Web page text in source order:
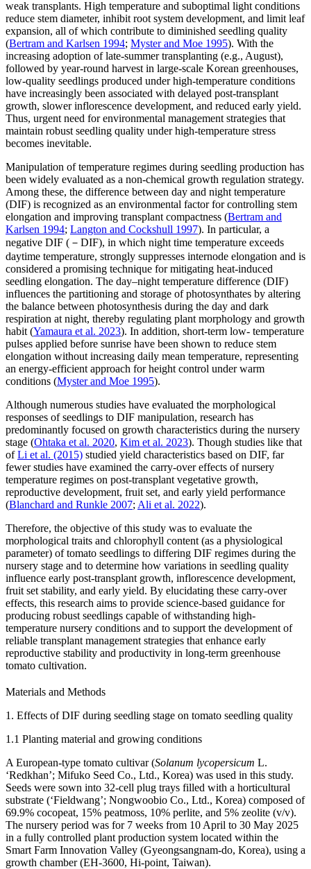
weak transplants. High temperature and suboptimal light conditions
reduce stem diameter, inhibit root system development, and limit leaf
expansion, all of which contribute to diminished seedling quality
(Bertram and Karlsen 1994; Myster and Moe 1995). With the
increasing adoption of late-summer transplanting (e.g., August),
followed by year-round harvest in large-scale Korean greenhouses,
low-quality seedlings produced under high-temperature conditions
have increasingly been associated with delayed post-transplant
growth, slower inflorescence development, and reduced early yield.
Thus, urgent need for environmental management strategies that
maintain robust seedling quality under high-temperature stress
becomes inevitable.
Manipulation of temperature regimes during seedling production has
been widely evaluated as a non-chemical growth regulation strategy.
Among these, the difference between day and night temperature
(DIF) is recognized as an environmental factor for controlling stem
elongation and improving transplant compactness (Bertram and
Karlsen 1994; Langton and Cockshull 1997). In particular, a
negative DIF (－DIF), in which night time temperature exceeds
daytime temperature, strongly suppresses internode elongation and is
considered a promising technique for mitigating heat-induced
seedling elongation. The day–night temperature difference (DIF)
influences the partitioning and storage of photosynthates by altering
the balance between photosynthesis during the day and dark
respiration at night, thereby regulating plant morphology and growth
habit (Yamaura et al. 2023). In addition, short-term low- temperature
pulses applied before sunrise have been shown to reduce stem
elongation without increasing daily mean temperature, representing
an energy-efficient approach for height control under warm
conditions (Myster and Moe 1995).
Although numerous studies have evaluated the morphological
responses of seedlings to DIF manipulation, research has
predominantly focused on growth characteristics during the nursery
stage (Ohtaka et al. 2020, Kim et al. 2023). Though studies like that
ofLi et al. (2015) studied yield characteristics based on DIF, far
fewer studies have examined the carry-over effects of nursery
temperature regimes on post-transplant vegetative growth,
reproductive development, fruit set, and early yield performance
(Blanchard and Runkle 2007; Ali et al. 2022).
Therefore, the objective of this study was to evaluate the
morphological traits and chlorophyll content (as a physiological
parameter) of tomato seedlings to differing DIF regimes during the
nursery stage and to determine how variations in seedling quality
influence early post-transplant growth, inflorescence development,
fruit set stability, and early yield. By elucidating these carry-over
effects, this research aims to provide science-based guidance for
producing robust seedlings capable of withstanding high-
temperature nursery conditions and to support the development of
reliable transplant management strategies that enhance early
reproductive stability and productivity in long-term greenhouse
tomato cultivation.
Materials and Methods
1. Effects of DIF during seedling stage on tomato seedling quality
1.1 Planting material and growing conditions
A European-type tomato cultivar (Solanum lycopersicum L.
‘Redkhan’; Mifuko Seed Co., Ltd., Korea) was used in this study.
Seeds were sown into 32-cell plug trays filled with a horticultural
substrate (‘Fieldwang’; Nongwoobio Co., Ltd., Korea) composed of
69.9% cocopeat, 15% peatmoss, 10% perlite, and 5% zeolite (v/v).
The nursery period was for 7 weeks from 10 April to 30 May 2025
in a fully controlled plant production system located within the
Smart Farm Innovation Valley (Gyeongsangnam-do, Korea), using a
growth chamber (EH-3600, Hi-point, Taiwan).